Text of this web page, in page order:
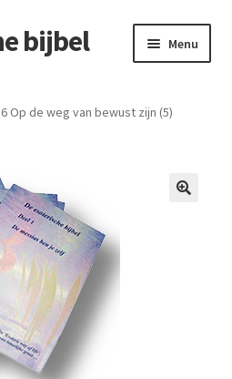
bijbel Menu
Op de weg van bewust zijn (5)